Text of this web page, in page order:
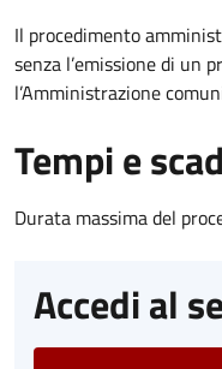
Il procedimento
senza l’emissione di un
l’Amministrazione
Tempi e
Durata massima del
Accedi al